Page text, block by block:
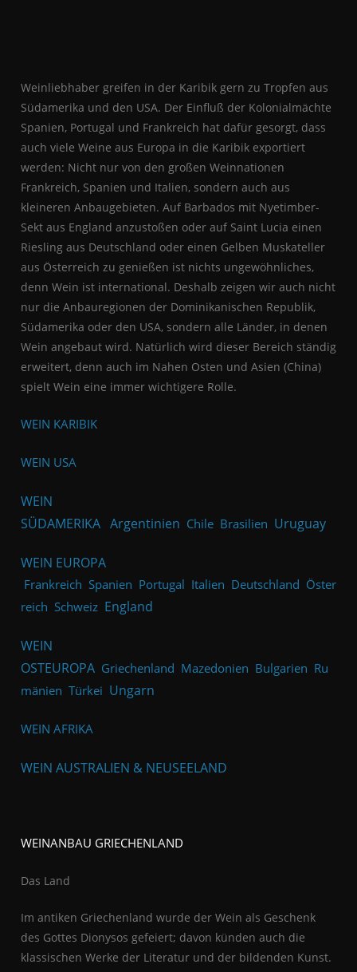
Weinliebhaber greifen in der Karibik gern zu Tropfen aus
Südamerika und den USA. Der Einfluß der Kolonialmächte
Spanien, Portugal und Frankreich hat dafür gesorgt, dass
auch viele Weine aus Europa in die Karibik exportiert
werden: Nicht nur von den großen Weinnationen
Frankreich, Spanien und Italien, sondern auch aus
kleineren Anbaugebieten. Auf Barbados mit Nyetimber-
Sekt aus England anzustoßen oder auf Saint Lucia einen
Riesling aus Deutschland oder einen Gelben Muskateller
aus Österreich zu genießen ist nichts ungewöhnliches,
denn Wein ist international. Deshalb zeigen wir auch nicht
nur die Anbauregionen der Dominikanischen Republik,
Südamerika oder den USA, sondern alle Länder, in denen
Wein angebaut wird. Natürlich wird dieser Bereich ständig
erweitert, denn auch im Nahen Osten und Asien (China)
spielt Wein eine immer wichtigere Rolle.
WEIN KARIBIK
WEIN USA
WEIN
SÜDAMERIKA Argentinien Chile Brasilien Uruguay
WEIN EUROPA
Frankreich Spanien Portugal Italien Deutschland Öster
reich Schweiz England
WEIN
OSTEUROPA Griechenland Mazedonien Bulgarien Ru
mänien Türkei Ungarn
WEIN AFRIKA
WEIN AUSTRALIEN & NEUSEELAND
WEINANBAU GRIECHENLAND
Das Land
Im antiken Griechenland wurde der Wein als Geschenk
des Gottes Dionysos gefeiert; davon künden auch die
klassischen Werke der Literatur und der bildenden Kunst.